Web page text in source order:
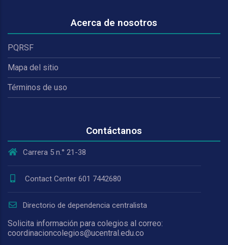
Acerca de nosotros
PQRSF
Mapa del sitio
Términos de uso
Contáctanos
Carrera 5 n.° 21-38
Contact Center 601 7442680
Directorio de dependencia centralista
Solicita información para colegios al correo:
coordinacioncolegios@ucentral.edu.co